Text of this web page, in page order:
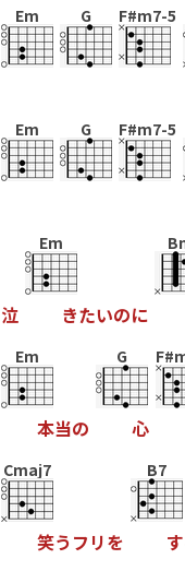
Em G F#m7-5
Em G F#m7-5
泣
Em
きたいのに
Em
本当の
G
心
Cmaj7
笑う フ リを
B7
す